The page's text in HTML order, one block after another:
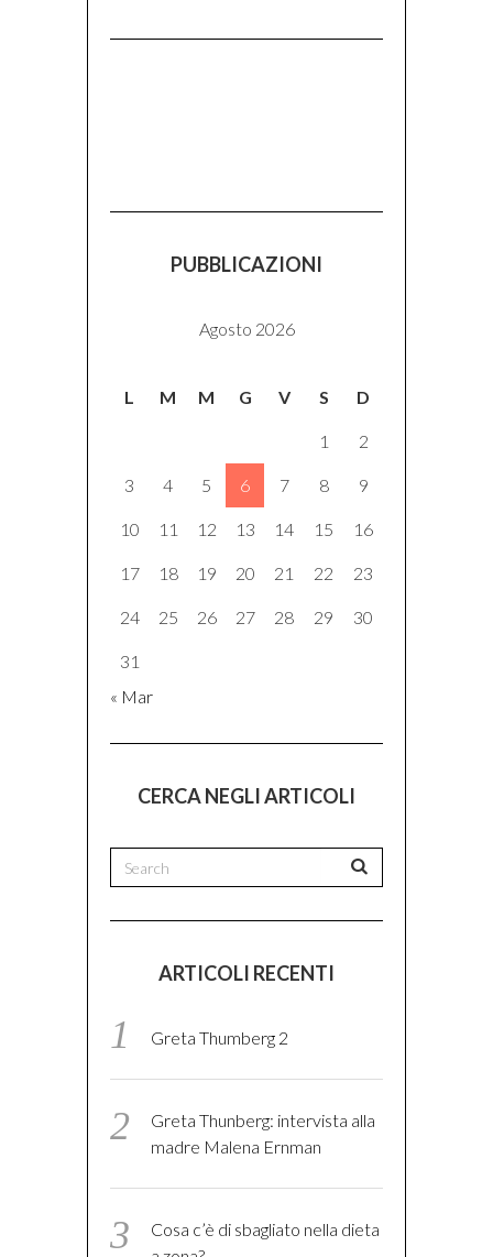
PUBBLICAZIONI
Agosto 2026
L M M G V S D
1 2
3 4 5 6 7 8 9
10 11 12 13 14 15 16
17 18 19 20 21 22 23
24 25 26 27 28 29 30
31
« Mar
CERCA NEGLI ARTICOLI
ARTICOLI RECENTI
Greta Thumberg 2
Greta Thunberg: intervista alla
madre Malena Ernman
Cosa c’è di sbagliato nella dieta